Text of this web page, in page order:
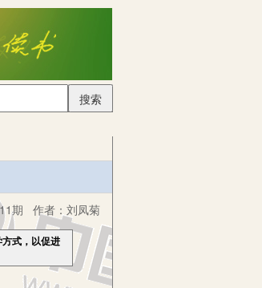
搜索
期 作者： 刘凤菊
式，以促进